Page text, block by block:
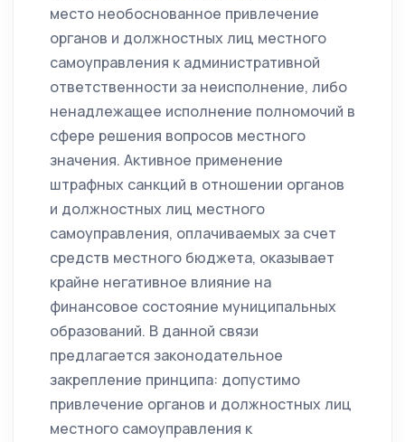
место необоснованное привлечение
органов и должностных лиц местного
самоуправления к административной
ответственности за неисполнение, либо
ненадлежащее исполнение полномочий в
сфере решения вопросов местного
значения. Активное применение
штрафных санкций в отношении органов
и должностных лиц местного
самоуправления, оплачиваемых за счет
средств местного бюджета, оказывает
крайне негативное влияние на
финансовое состояние муниципальных
образований. В данной связи
предлагается законодательное
закрепление принципа: допустимо
привлечение органов и должностных лиц
местного самоуправления к